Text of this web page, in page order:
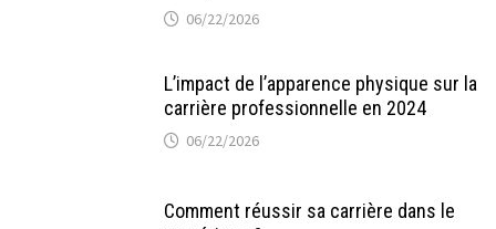
06/22/2026
L’impact de l’apparence physique sur la
carrière professionnelle en 2024
06/22/2026
Comment réussir sa carrière dans le